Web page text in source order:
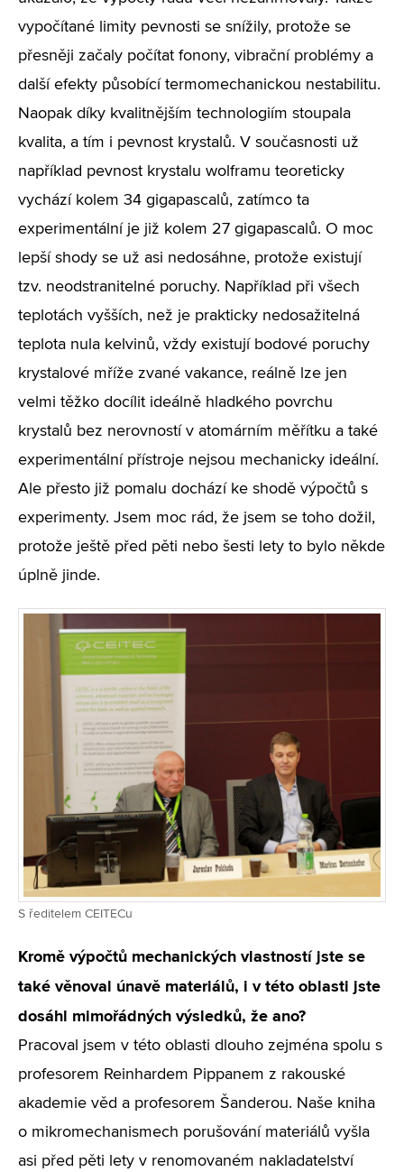
vypočítané limity pevnosti se snížily, protože se
přesněji začaly počítat fonony, vibrační problémy a
další efekty působící termomechanickou nestabilitu.
Naopak díky kvalitnějším technologiím stoupala
kvalita, a tím i pevnost krystalů. V současnosti už
například pevnost krystalu wolframu teoreticky
vychází kolem 34 gigapascalů, zatímco ta
experimentální je již kolem 27 gigapascalů. O moc
lepší shody se už asi nedosáhne, protože existují
tzv. neodstranitelné poruchy. Například při všech
teplotách vyšších, než je prakticky nedosažitelná
teplota nula kelvinů, vždy existují bodové poruchy
krystalové mříže zvané vakance, reálně lze jen
velmi těžko docílit ideálně hladkého povrchu
krystalů bez nerovností v atomárním měřítku a také
experimentální přístroje nejsou mechanicky ideální.
Ale přesto již pomalu dochází ke shodě výpočtů s
experimenty. Jsem moc rád, že jsem se toho dožil,
protože ještě před pěti nebo šesti lety to bylo někde
úplně jinde.
S ředitelem CEITECu
Kromě výpočtů mechanických vlastností jste se
také věnoval únavě materiálů, i v této oblasti jste
dosáhl mimořádných výsledků, že ano?
Pracoval jsem v této oblasti dlouho zejména spolu s
profesorem Reinhardem Pippanem z rakouské
akademie věd a profesorem Šanderou. Naše kniha
o mikromechanismech porušování materiálů vyšla
asi před pěti lety v renomovaném nakladatelství